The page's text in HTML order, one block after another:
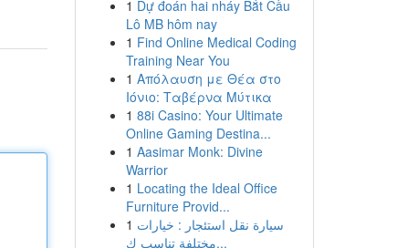
1 Dự đoán hai nháy Bắt Cầu
Lô MB hôm nay
1 Find Online Medical Coding
Training Near You
1 Απόλαυση με Θέα στο
Ιόνιο: Ταβέρνα Μύτικα
1 88i Casino: Your Ultimate
Online Gaming Destina...
1 Aasimar Monk: Divine
Warrior
1 Locating the Ideal Office
Furniture Provid...
1 سيارة نقل استئجار : خيارات
مختلفة تناسب ك...